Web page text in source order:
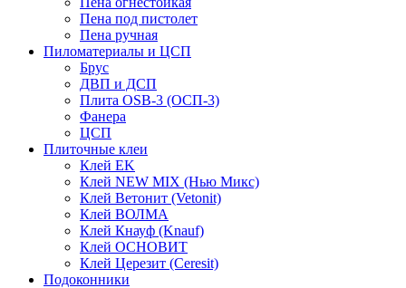
Пена под пистолет
Пена ручная
Пиломатериалы и ЦСП
Брус
ДВП и ДСП
Плита OSB-3 (ОСП-3)
Фанера
ЦСП
Плиточные клеи
Клей EK
Клей NEW MIX (Нью Микс)
Клей Ветонит (Vetonit)
Клей ВОЛМА
Клей Кнауф (Knauf)
Клей ОСНОВИТ
Клей Церезит (Ceresit)
Подоконники